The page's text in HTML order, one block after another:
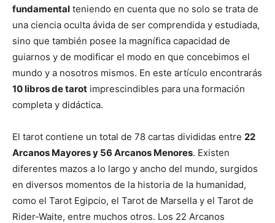
fundamental teniendo en cuenta que no solo se trata de
una ciencia oculta ávida de ser comprendida y estudiada,
sino que también posee la magnífica capacidad de
guiarnos y de modificar el modo en que concebimos el
mundo y a nosotros mismos. En este artículo encontrarás
10 libros de tarot imprescindibles para una formación
completa y didáctica.
El tarot contiene un total de 78 cartas divididas entre 22
Arcanos Mayores y 56 Arcanos Menores. Existen
diferentes mazos a lo largo y ancho del mundo, surgidos
en diversos momentos de la historia de la humanidad,
como el Tarot Egipcio, el Tarot de Marsella y el Tarot de
Rider-Waite, entre muchos otros. Los 22 Arcanos